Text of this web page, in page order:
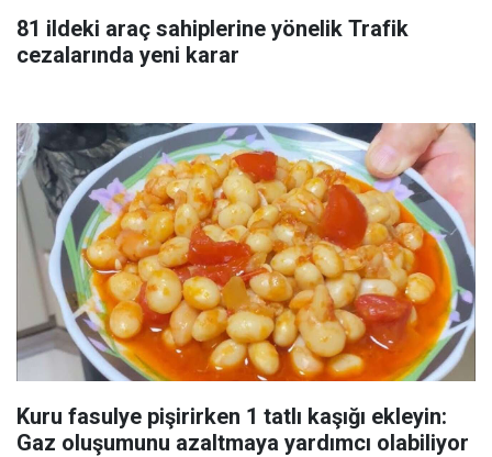
81 ildeki araç sahiplerine yönelik Trafik
cezalarında yeni karar
Kuru fasulye pişirirken 1 tatlı kaşığı ekleyin:
Gaz oluşumunu azaltmaya yardımcı olabiliyor